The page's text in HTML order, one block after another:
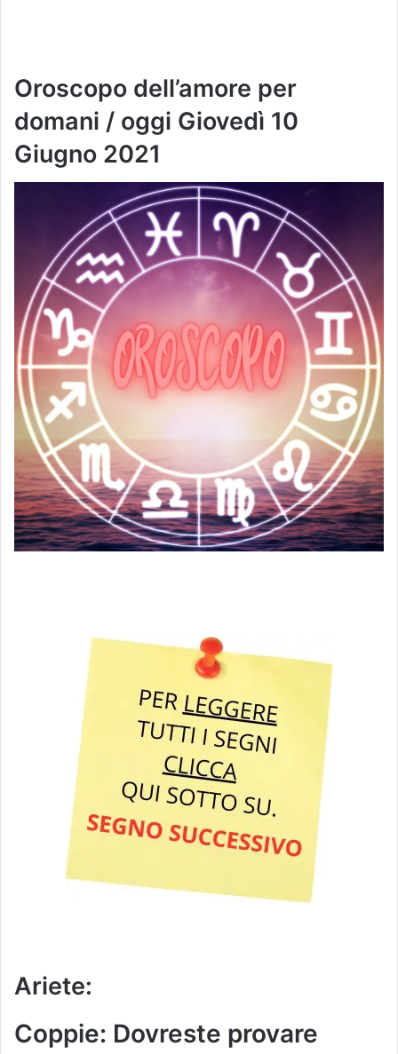
Oroscopo dell’amore per
domani / oggi Giovedì 10
Giugno 2021
Ariete:
Coppie: Dovreste provare